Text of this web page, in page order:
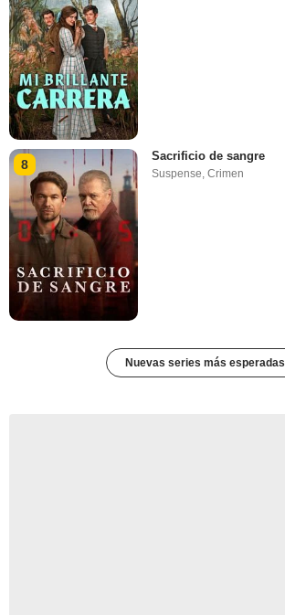
8
Sacrificio de sangre
Suspense ,Crimen
Nuevas series más esperadas